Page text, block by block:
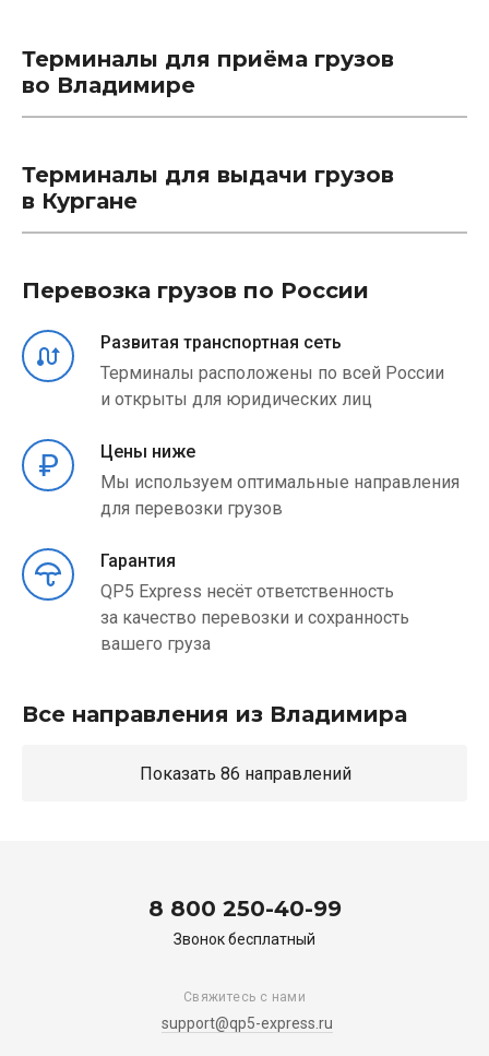
Терминалы для приёма грузов
во Владимире
Терминалы для выдачи грузов
в Кургане
Перевозка грузов по России
Развитая транспортная сеть
Терминалы расположены по всей России
и открыты для юридических лиц
Цены ниже
Мы используем оптимальные направления
для перевозки грузов
Гарантия
QP5 Express несёт ответственность
за качество перевозки и сохранность
вашего груза
Все направления из Владимира
Показать 86 направлений
8 800 250-40-99
Звонок бесплатный
Свяжитесь с нами
support@qp5-express.ru